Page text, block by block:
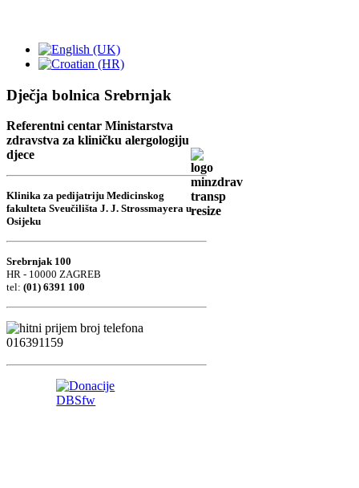
Dječja bolnica Srebrnjak
Referentni centar Ministarstva
zdravstva za kliničku alergologiju
djece
Klinika za pedijatriju Medicinskog
fakulteta Sveučilišta J. J. Strossmayera u
Osijeku
Srebrnjak 100
HR - 10000 ZAGREB
tel: (01) 6391 100